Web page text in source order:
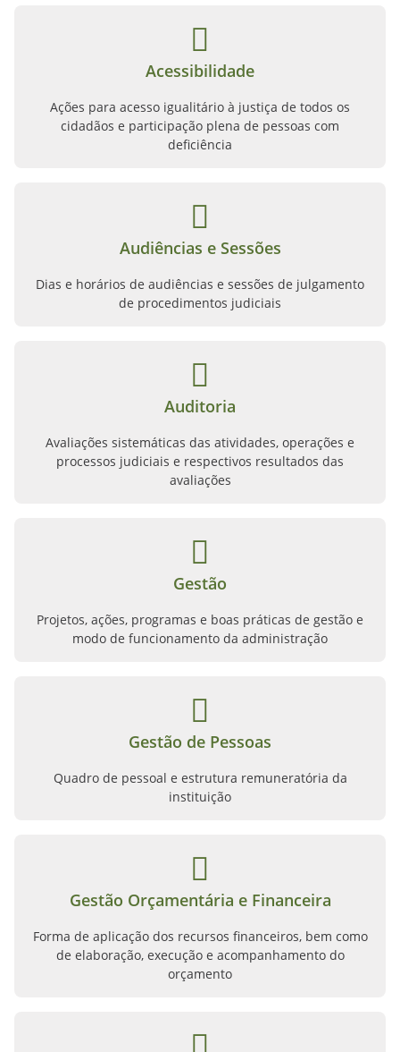
Acessibilidade
Ações para acesso igualitário à justiça de todos os
cidadãos e participação plena de pessoas com
deficiência
Audiências e Sessões
Dias e horários de audiências e sessões de julgamento
de procedimentos judiciais
Auditoria
Avaliações sistemáticas das atividades, operações e
processos judiciais e respectivos resultados das
avaliações
Gestão
Projetos, ações, programas e boas práticas de gestão e
modo de funcionamento da administração
Gestão de Pessoas
Quadro de pessoal e estrutura remuneratória da
instituição
Gestão Orçamentária e Financeira
Forma de aplicação dos recursos financeiros, bem como
de elaboração, execução e acompanhamento do
orçamento